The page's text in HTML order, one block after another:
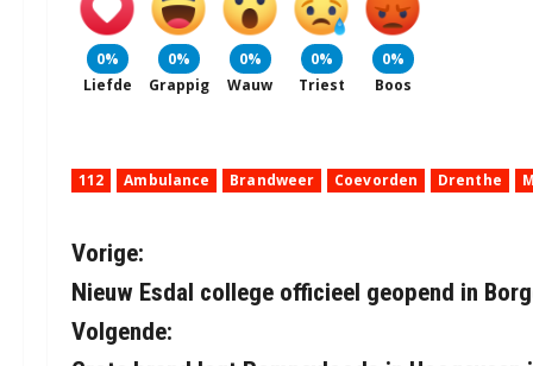
0%
Liefde
0%
Grappig
0%
Wauw
0%
Triest
0%
Boos
112 Ambulance Brandweer Coevorden Drenthe
B
e
r
Vorige:
Nieuw Esdal college officieel geopend in
Volgende: